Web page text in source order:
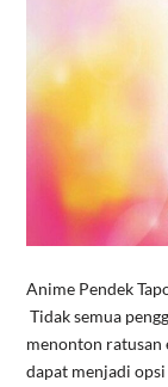
Anime Pendek
Tidak semua
menonton ratusan
dapat menjadi